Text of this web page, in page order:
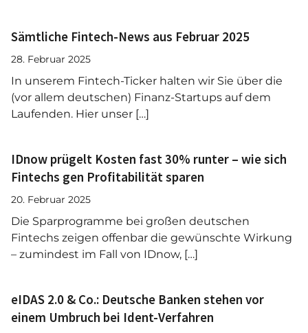
Sämtliche Fintech-News aus Februar 2025
28. Februar 2025
In unserem Fintech-Ticker halten wir Sie über die
(vor allem deutschen) Finanz-Startups auf dem
Laufenden. Hier unser […]
IDnow prügelt Kosten fast 30% runter – wie sich
Fintechs gen Profitabilität sparen
20. Februar 2025
Die Sparprogramme bei großen deutschen
Fintechs zeigen offenbar die gewünschte Wirkung
– zumindest im Fall von IDnow, […]
eIDAS 2.0 & Co.: Deutsche Banken stehen vor
einem Umbruch bei Ident-Verfahren